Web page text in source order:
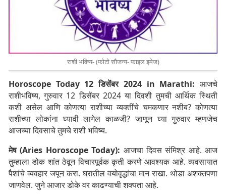
राशी भविष्य- (फोटो सौजन्य- फाइल इमेज)
Horoscope Today 12 डिसेंबर 2024 in Marathi: आजचे
राशीभविष्य, गुरुवार 12 डिसेंबर 2024 या दिवशी तुमची आर्थिक स्थिती
कशी असेल आणि कोणत्या राशीच्या व्यक्तींचे चमकणार नशीब? कोणत्या
राशीच्या लोकांना घ्यावी लागेल काळजी? जाणून घ्या गुरुवार म्हणजेच
आजच्या दिवसाचे तुमचे राशी भविष्य.
मेष (Aries Horoscope Today): आजचा दिवस संमिश्र आहे. आज
तुम्हाला डोक शांत ठेवून विचारपूर्वक कृती करणे आवश्यक आहे. व्यवसायात
पैशांचे व्यवहार जपून करा. घरातील वयोवृद्धांचा मान राखा. थोडा अशक्तपणा
जाणवेल. जुने आजार डोके वर काढण्याची शक्यता आहे.